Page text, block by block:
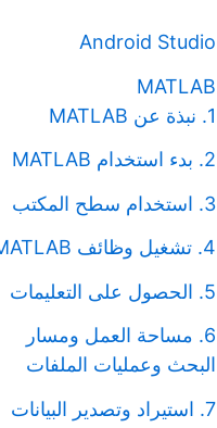
Android Studio
MATLAB
1. نبذة عن MATLAB
2. بدء استخدام MATLAB
3. استخدام سطح المكتب
4. تشغيل وظائف MATLAB
5. الحصول على التعليمات
6. مساحة العمل ومسار
البحث وعمليات الملفات
7. استيراد وتصدير البيانات